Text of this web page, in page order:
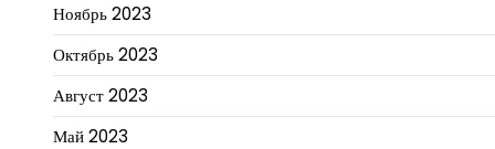
Ноябрь 2023
Октябрь 2023
Август 2023
Май 2023